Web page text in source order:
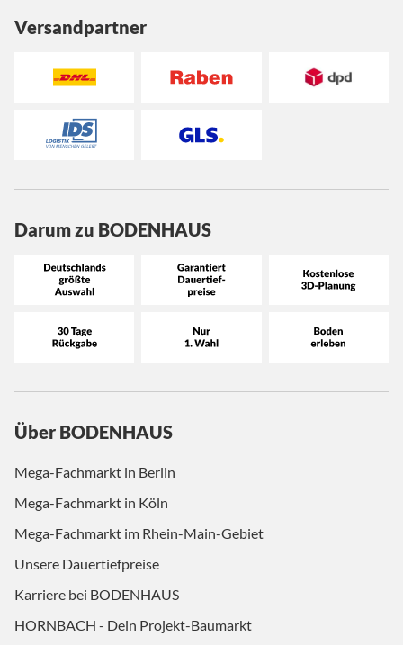
Versandpartner
Darum zu BODENHAUS
Über BODENHAUS
Mega-Fachmarkt in Berlin
Mega-Fachmarkt in Köln
Mega-Fachmarkt im Rhein-Main-Gebiet
Unsere Dauertiefpreise
Karriere bei BODENHAUS
HORNBACH - Dein Projekt-Baumarkt